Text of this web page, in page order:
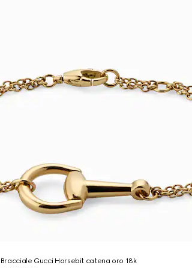
Bracciale Gucci Horsebit catena oro 18k